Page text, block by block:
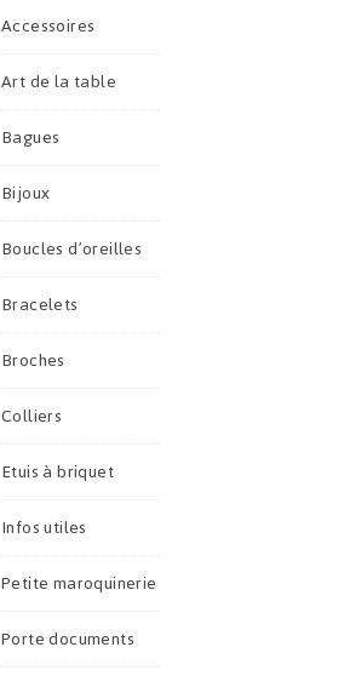
Accessoires
Art de la table
Bagues
Bijoux
Boucles d’oreilles
Bracelets
Broches
Colliers
Etuis à briquet
Infos utiles
Petite maroquinerie
Porte documents